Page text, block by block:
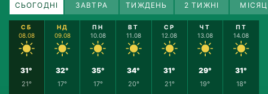
СЬОГОДНІ ЗАВТРА ТИЖДЕНЬ 2 ТИЖНІ
СБ
08.08
31°
21°
НД
09.08
32°
17°
ПН
10.08
35°
17°
ВТ
11.08
34°
20°
СР
12.08
31°
21°
ЧТ
13.08
29°
19°
ПТ
14.08
31°
18°